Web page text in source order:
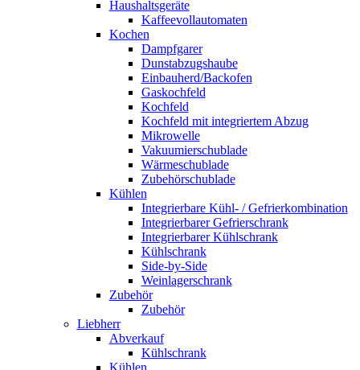
Haushaltsgeräte
Kaffeevollautomaten
Kochen
Dampfgarer
Dunstabzugshaube
Einbauherd/Backofen
Gaskochfeld
Kochfeld
Kochfeld mit integriertem Abzug
Mikrowelle
Vakuumierschublade
Wärmeschublade
Zubehörschublade
Kühlen
Integrierbare Kühl- / Gefrierkombination
Integrierbarer Gefrierschrank
Integrierbarer Kühlschrank
Kühlschrank
Side-by-Side
Weinlagerschrank
Zubehör
Zubehör
Liebherr
Abverkauf
Kühlschrank
Kühlen